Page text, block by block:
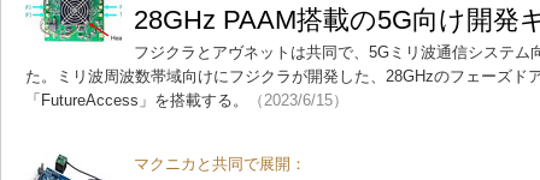
28GHz PAAM搭載の5G向け開発
フジクラとアヴネットは共同で、5Gミリ波通信システム
た。ミリ波周波数帯域向けにフジクラが開発した、28GHzのフェーズド
「FutureAccess」を搭載する。
（2023/6/15）
マクニカと共同で展開：